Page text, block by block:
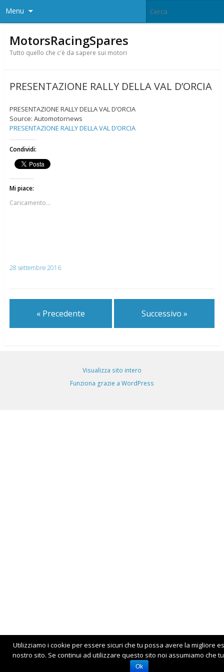
Menu
MotorsRacingSpares
Tutto quello che c'è da sapere sui motori
PRESENTAZIONE RALLY DELLA VAL D’ORCIA
PRESENTAZIONE RALLY DELLA VAL D’ORCIA
Source: Automotornews
PRESENTAZIONE RALLY DELLA VAL D’ORCIA
Condividi:
Mi piace:
Caricamento...
28 settembre 2016
« Precedente Successivo »
Visualizza sito intero
Funziona grazie a WordPress
Utilizziamo i cookie per essere sicuri che tu possa avere la migliore
nostro sito. Se continui ad utilizzare questo sito noi assumiamo che
Ok